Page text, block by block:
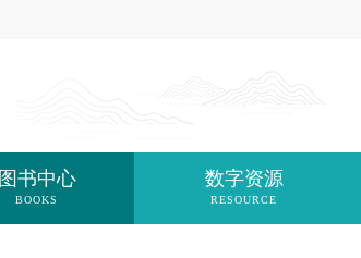
图书中心
BOOKS
数字资源
RESOURCE